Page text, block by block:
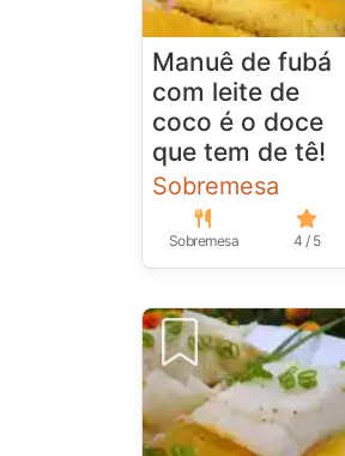
Manuê de fubá
com leite de
coco é o doce
que tem de tê!
Sobremesa
Sobremesa 4 / 5